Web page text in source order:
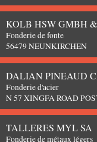
KOLB HSW GMBH
Fonderie de fonte
56479 NEUNKIRCHEN
DALIAN PINEAUD
Fonderie d'acier
N 57 XINGFA ROAD
TALLERES MYL SA
Fonderie de métaux légers